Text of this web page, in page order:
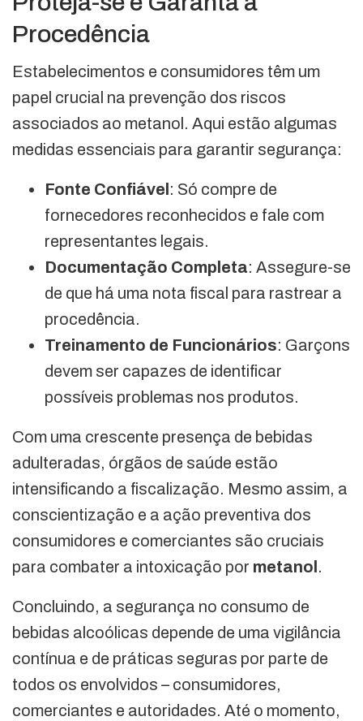
Procedência
Estabelecimentos e consumidores têm um
papel crucial na prevenção dos riscos
associados ao metanol. Aqui estão algumas
medidas essenciais para garantir segurança:
Fonte Confiável : Só compre de
fornecedores reconhecidos e fale com
representantes legais.
Documentação Completa: Assegure-se
de que há uma nota fiscal para rastrear a
procedência.
Treinamento de Funcionários: Garçons
devem ser capazes de identificar
possíveis problemas nos produtos.
Com uma crescente presença de bebidas
adulteradas, órgãos de saúde estão
intensificando a fiscalização. Mesmo assim, a
conscientização e a ação preventiva dos
consumidores e comerciantes são cruciais
para combater a intoxicação por metanol .
Concluindo, a segurança no consumo de
bebidas alcoólicas depende de uma vigilância
contínua e de práticas seguras por parte de
todos os envolvidos – consumidores,
comerciantes e autoridades. Até o momento,